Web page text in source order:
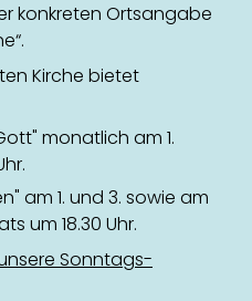
konkreten Ortsangabe
Kirche bietet
monatlich am 1.
am 1. und 3. sowie am
um 18.30 Uhr.
Sonntags-